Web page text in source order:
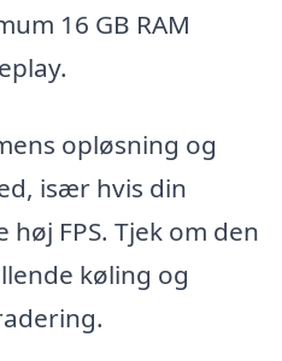
16 GB RAM
opløsning og
især hvis din
FPS. Tjek om den
køling og